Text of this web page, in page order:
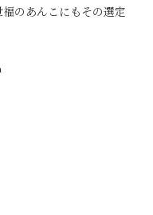
のあんこにもその選定